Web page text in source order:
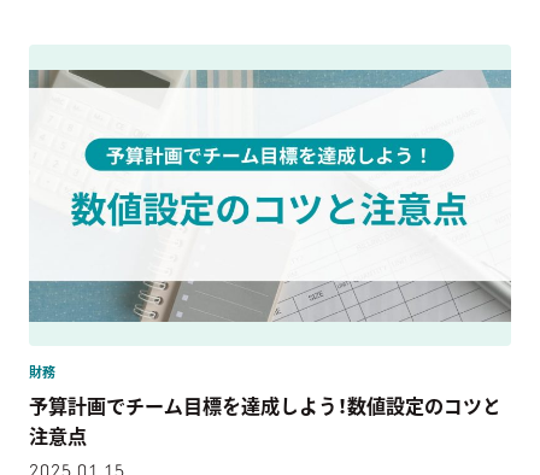
財務
予算計画でチーム目標を達成しよう！数値設定のコツと
注意点